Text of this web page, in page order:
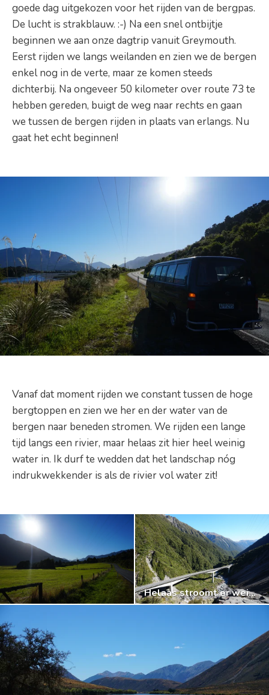
goede dag uitgekozen voor het rijden van de bergpas.
De lucht is strakblauw. :-) Na een snel ontbijtje
beginnen we aan onze dagtrip vanuit Greymouth.
Eerst rijden we langs weilanden en zien we de bergen
enkel nog in de verte, maar ze komen steeds
dichterbij. Na ongeveer 50 kilometer over route 73 te
hebben gereden, buigt de weg naar rechts en gaan
we tussen de bergen rijden in plaats van erlangs. Nu
gaat het echt beginnen!
Vanaf dat moment rijden we constant tussen de hoge
bergtoppen en zien we her en der water van de
bergen naar beneden stromen. We rijden een lange
tijd langs een rivier, maar helaas zit hier heel weinig
water in. Ik durf te wedden dat het landschap nóg
indrukwekkender is als de rivier vol water zit!
Helaas stroomt er weinig water door de rivier.